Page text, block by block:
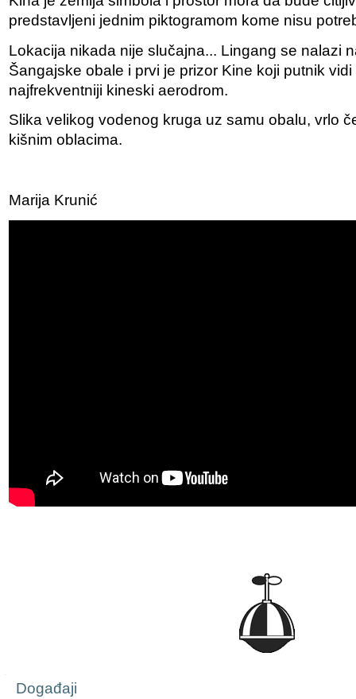
predstavljeni jednim piktogramom kome nisu
Lokacija nikada nije slučajna... Lingang se nalazi
Šangajske obale i prvi je prizor Kine koji putnik
najfrekventniji kineski aerodrom.
Slika velikog vodenog kruga uz samu obalu, vrlo
kišnim oblacima.
Marija Krunić
Navigation
Događaji